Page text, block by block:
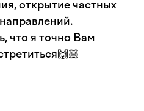
открытие частных
что я точно Вам